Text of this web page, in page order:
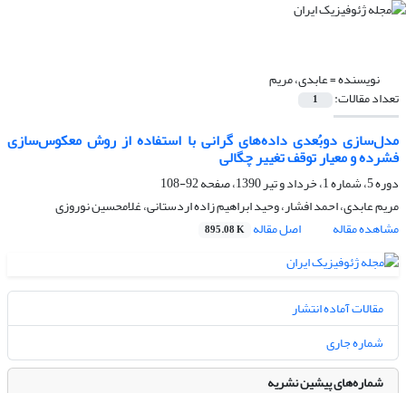
نویسنده =عابدی، مریم
تعداد مقالات: 1
مدل‌سازی دوبُعدی داده‌های گرانی‌ با استفاده از روش معکوس‌سازی
فشرده و معیار توقف تغییر چگالی
دوره 5، شماره 1، خرداد و تیر 1390، صفحه
92-108
مریم عابدی، احمد افشار، وحید ابراهیم زاده اردستانی، غلامحسین نوروزی
مشاهده مقاله
اصل مقاله 895.08 K
مقالات آماده انتشار
شماره جاری
شماره‌های پیشین نشریه